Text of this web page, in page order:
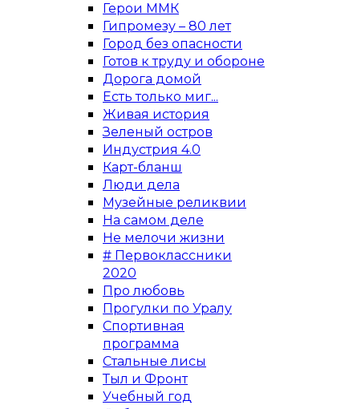
Герои ММК
Гипромезу – 80 лет
Город без опасности
Готов к труду и обороне
Дорога домой
Есть только миг...
Живая история
Зеленый остров
Индустрия 4.0
Карт-бланш
Люди дела
Музейные реликвии
На самом деле
Не мелочи жизни
# Первоклассники
2020
Про любовь
Прогулки по Уралу
Спортивная
программа
Стальные лисы
Тыл и Фронт
Учебный год